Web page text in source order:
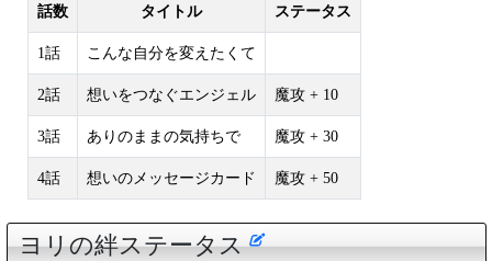
話数 タイトル ステータス
1話 こんな自分を変えたくて
2話 想いをつなぐエンジェル 魔攻 + 10
3話 ありのままの気持ちで 魔攻 + 30
4話 想いのメッセージカード 魔攻 + 50
ヨリの絆ステータス